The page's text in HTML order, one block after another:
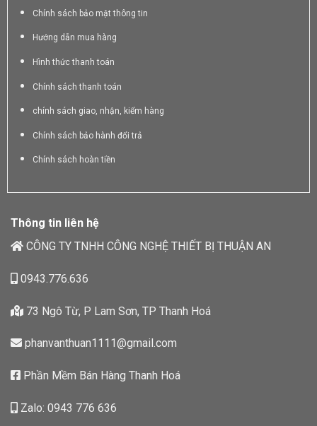
Chính sách bảo mật thông tin
Hướng dẫn mua hàng
Hình thức thanh toán
Chính sách thanh toán
chính sách giao, nhận, kiểm hàng
Chính sách bảo hành đổi trả
Chính sách hoàn tiền
Thông tin liên hệ
CÔNG TY TNHH CÔNG NGHỆ THIẾT BỊ THUẬN AN
0943.776.636
73 Ngô Từ, P Lam Sơn, TP Thanh Hoá
phanvanthuan1111@gmail.com
Phần Mềm Bán Hàng Thanh Hoá
Zalo: 0943 776 636